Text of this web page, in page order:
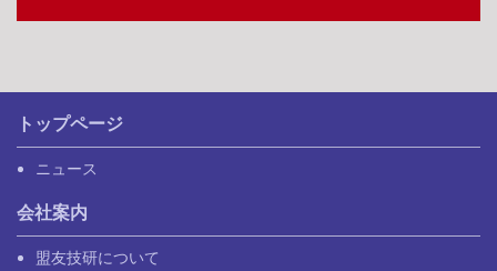
トップページ
ニュース
会社案内
盟友技研について